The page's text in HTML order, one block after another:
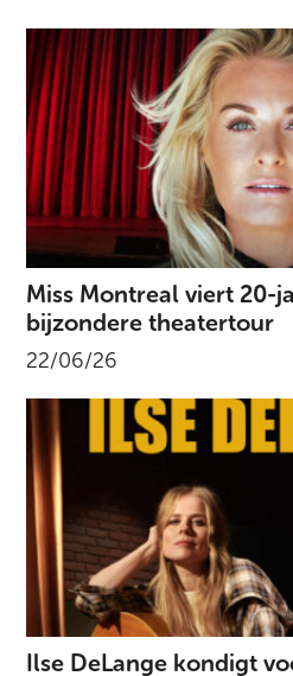
Miss Montreal viert 20-
bijzondere theatertour
22/06/26
Ilse DeLange kondigt